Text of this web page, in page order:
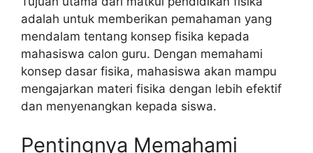
adalah untuk memberikan pemahaman yang
mendalam tentang konsep fisika kepada
mahasiswa calon guru. Dengan memahami
konsep dasar fisika, mahasiswa akan mampu
mengajarkan materi fisika dengan lebih efektif
dan menyenangkan kepada siswa.
Pentingnya Memahami